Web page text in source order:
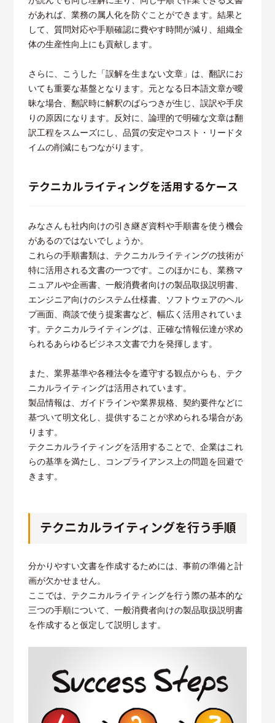
があれば、業務の属人化を防ぐことができます。結果と
して、質問対応や手順確認に費やす時間が減り、組織全
体の生産性向上にも貢献します。
さらに、こうした「誤解を生まない文章」は、翻訳にお
いても重要な基盤となります。元となる日本語文章が曖
昧な場合、翻訳時に解釈のばらつきが生じ、誤訳や手戻
りの原因になります。反対に、論理的で明確な文章は翻
訳工程をスムーズにし、品質の安定やコスト・リードタ
イムの削減にもつながります。
テクニカルライティングを活用するケース
みなさんも社内向けの引き継ぎ資料や手順書を使う機会
があるのではないでしょうか。
これらの手順書類は、テクニカルライティングの技術が
特に活用される文書の一つです。このほかにも、業務マ
ニュアルや企画書、一般消費者向けの製品取扱説明書、
エンジニア向けのシステム仕様書、ソフトウェアのヘル
プ画面、商談で使う提案書など、幅広く活用されていま
す。テクニカルライティングは、正確な情報伝達が求め
られるあらゆるビジネス文書で力を発揮します。
また、業界基準や各種法令を遵守する観点からも、テク
ニカルライティングは活用されています。
製品情報は、ガイドラインや業界規格、契約要件などに
基づいて明文化し、提供することが求められる場合があ
ります。
テクニカルライティングを活用することで、企業はこれ
らの基準を満たし、コンプライアンス上の問題を回避で
きます。
テクニカルライティングを行う手順
分かりやすい文書を作成するためには、事前の準備と計
画が欠かせません。
ここでは、テクニカルライティングを行う際の基本的な
三つの手順について、一般消費者向けの製品取扱説明書
を作成すると仮定して説明します。